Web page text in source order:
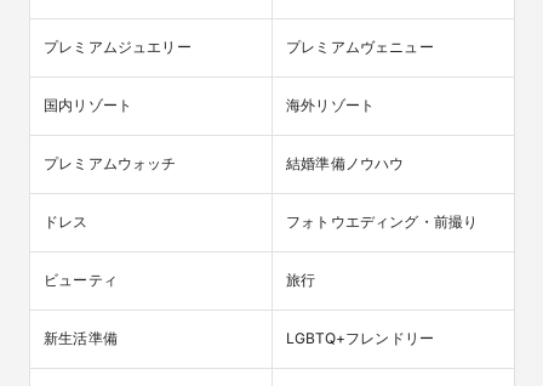
プレミアムジュエリー プレミアムヴェニュー
国内リゾート 海外リゾート
プレミアムウォッチ 結婚準備ノウハウ
ドレス フォトウエディング・前撮り
ビューティ 旅行
新生活準備 LGBTQ+フレンドリー